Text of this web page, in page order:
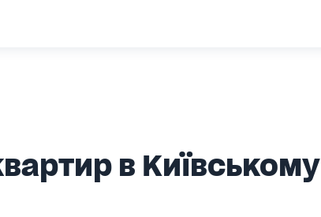
в Київському